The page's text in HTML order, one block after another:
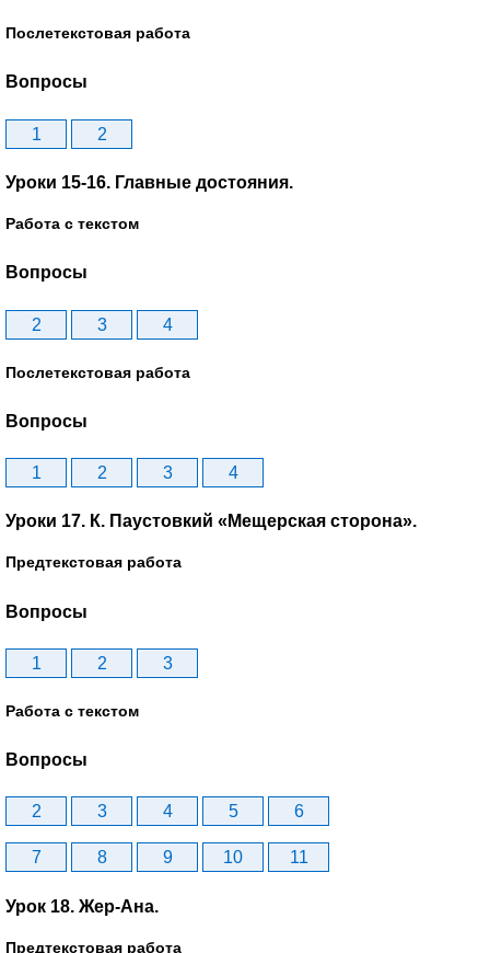
Послетекстовая работа
Вопросы
1 2
Уроки 15-16. Главные достояния.
Работа с текстом
Вопросы
2 3 4
Послетекстовая работа
Вопросы
1 2 3 4
Уроки 17. К. Паустовкий «Мещерская сторона».
Предтекстовая работа
Вопросы
1 2 3
Работа с текстом
Вопросы
2 3 4 5 6
7 8 9 10 11
Урок 18. Жер-Ана.
Предтекстовая работа